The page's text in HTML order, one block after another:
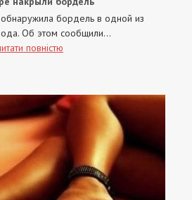
бордель в одной из
Об этом сообщили...
повністю